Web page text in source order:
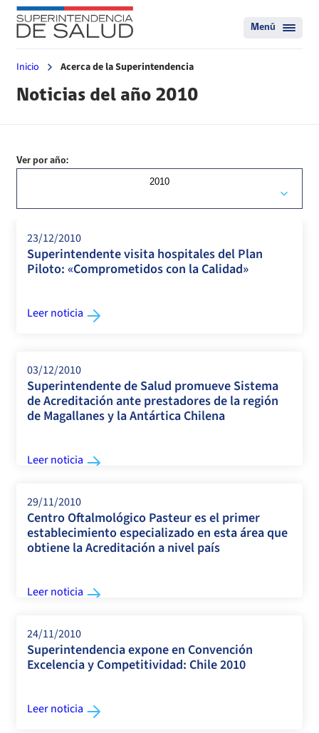
Menú
Inicio Acerca de la Superintendencia
Noticias del año 2010
Ver por año:
2010
23/12/2010
Superintendente visita hospitales del Plan
Piloto: «Comprometidos con la Calidad»
Leer noticia
03/12/2010
Superintendente de Salud promueve Sistema
de Acreditación ante prestadores de la región
de Magallanes y la Antártica Chilena
Leer noticia
29/11/2010
Centro Oftalmológico Pasteur es el primer
establecimiento especializado en esta área que
obtiene la Acreditación a nivel país
Leer noticia
24/11/2010
Superintendencia expone en Convención
Excelencia y Competitividad: Chile 2010
Leer noticia